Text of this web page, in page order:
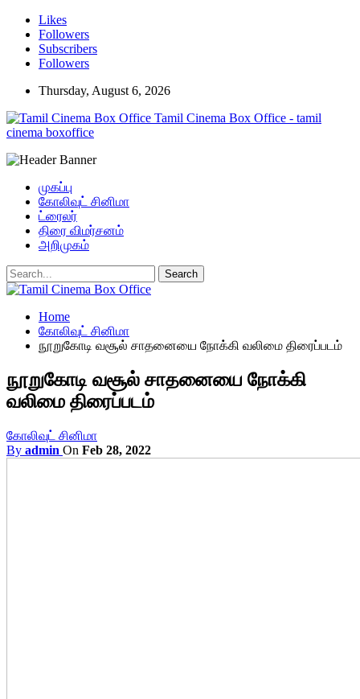
Likes
Followers
Subscribers
Followers
Thursday, August 6, 2026
Tamil Cinema Box Office - tamil
cinema boxoffice
முகப்பு
கோலிவுட் சினிமா
ட்ரைலர்
திரை விமர்சனம்
அறிமுகம்
Home
கோலிவுட் சினிமா
நூறுகோடி வசூல் சாதனையை நோக்கி வலிமை திரைப்படம்
நூறுகோடி வசூல் சாதனையை நோக்கி
வலிமை திரைப்படம்
கோலிவுட் சினிமா
By admin On Feb 28, 2022